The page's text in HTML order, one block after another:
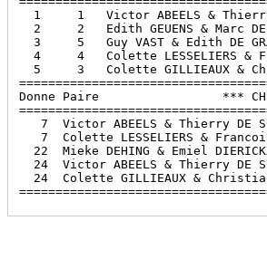
1     1   Victor ABEELS &
2     2   Edith GEUENS & Marc
3     5   Guy VAST & Edith DE
4     4   Colette LESSELIERS &
5     3   Colette GILLIEAUX &
Donne Paire                 ***
7  Victor ABEELS & Thierry DE
7  Colette LESSELIERS &
22  Mieke DEHING & Emiel
24  Victor ABEELS & Thierry DE
24  Colette GILLIEAUX &